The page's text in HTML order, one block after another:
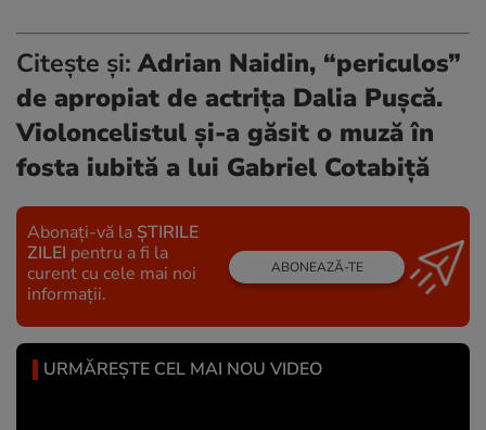
Citește și:Adrian Naidin, “periculos”
de apropiat de actrița Dalia Pușcă.
Violoncelistul și-a găsit o muză în
fosta iubită a lui Gabriel Cotabiță
Abonați-vă la ȘTIRILE
ZILEI pentru a fi la
curent cu cele mai noi
informații.
ABONEAZĂ-TE
URMĂREȘTE CEL MAI NOU VIDEO